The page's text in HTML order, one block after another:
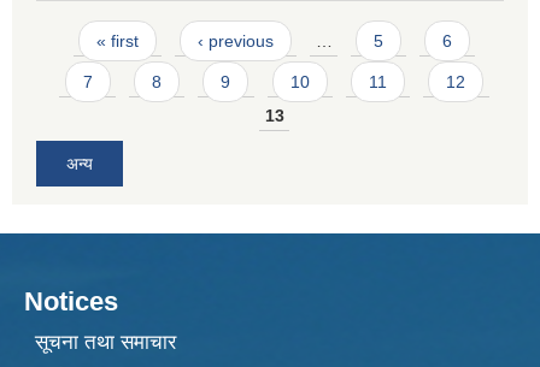
Pages
« first ‹ previous 5 6
7 8 9 10 11
12
13
अन्य
Notices
सूचना तथा समाचार